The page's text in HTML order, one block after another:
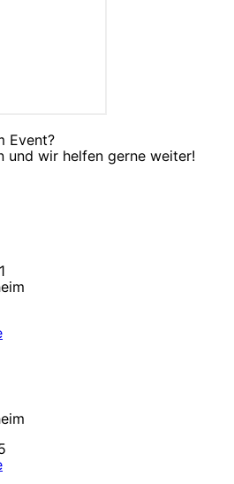
Event?
und wir helfen gerne weiter!